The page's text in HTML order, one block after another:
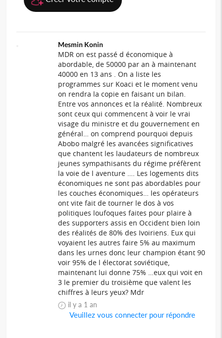
Mesmin Konin
MDR on est passé d économique à
abordable, de 50000 par an à maintenant
40000 en 13 ans . On a liste les
programmes sur Koaci et le moment venu
on rendra la copie en faisant un bilan.
Entre vos annonces et la réalité. Nombreux
sont ceux qui commencent à voir le vrai
visage du ministre et du gouvernement en
général… on comprend pourquoi depuis
Abobo malgré les avancées significatives
que chantent les laudateurs de nombreux
jeunes sympathisants du régime préfèrent
la voie de l aventure …. Les logements dits
économiques ne sont pas abordables pour
les couches économiques… les opérateurs
ont vite fait de tourner le dos à vos
politiques loufoques faites pour plaire à
des supporters assis en Occident bien loin
des réalités de 80% des Ivoiriens. Eux qui
voyaient les autres faire 5% au maximum
dans les urnes donc leur champion étant 90
voir 95% de l électorat soviétique,
maintenant lui donne 75% …eux qui voit en
3 le premier du troisième que valent les
chiffres à leurs yeux? Mdr
il y a 1 an
Veuillez vous connecter pour répondre